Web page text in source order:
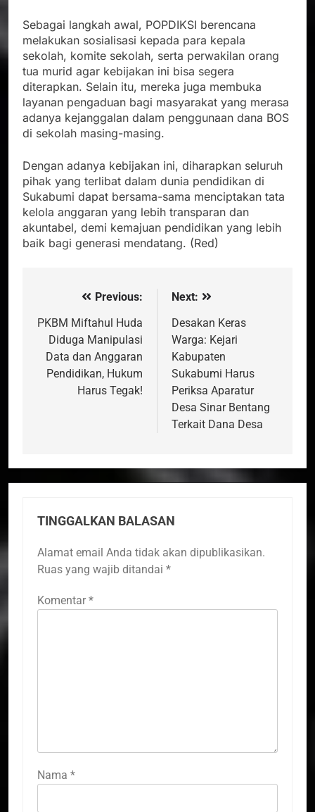
Sebagai langkah awal, POPDIKSI berencana
melakukan sosialisasi kepada para kepala
sekolah, komite sekolah, serta perwakilan orang
tua murid agar kebijakan ini bisa segera
diterapkan. Selain itu, mereka juga membuka
layanan pengaduan bagi masyarakat yang merasa
adanya kejanggalan dalam penggunaan dana BOS
di sekolah masing-masing.
Dengan adanya kebijakan ini, diharapkan seluruh
pihak yang terlibat dalam dunia pendidikan di
Sukabumi dapat bersama-sama menciptakan tata
kelola anggaran yang lebih transparan dan
akuntabel, demi kemajuan pendidikan yang lebih
baik bagi generasi mendatang. (Red)
Navigasi
pos
Previous:
PKBM Miftahul Huda
Diduga Manipulasi
Data dan Anggaran
Pendidikan, Hukum
Harus Tegak!
Next:
Desakan Keras
Warga: Kejari
Kabupaten
Sukabumi Harus
Periksa Aparatur
Desa Sinar Bentang
Terkait Dana Desa
TINGGALKAN BALASAN
Alamat email Anda tidak akan dipublikasikan.
Ruas yang wajib ditandai *
Komentar *
Nama *